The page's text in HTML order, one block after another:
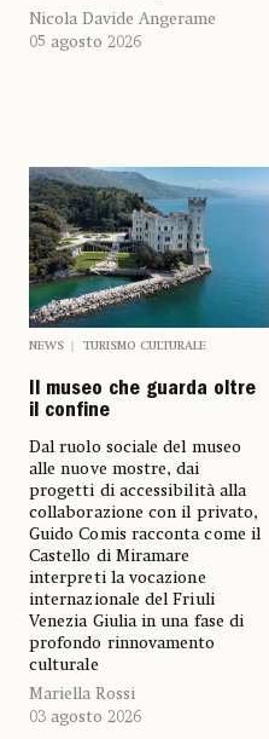
Nicola Davide Angerame
05 agosto 2026
NEWS TURISMO CULTURALE
Il museo che guarda oltre
il confine
Dal ruolo sociale del museo
alle nuove mostre, dai
progetti di accessibilità alla
collaborazione con il privato,
Guido Comis racconta come il
Castello di Miramare
interpreti la vocazione
internazionale del Friuli
Venezia Giulia in una fase di
profondo rinnovamento
culturale
Mariella Rossi
03 agosto 2026